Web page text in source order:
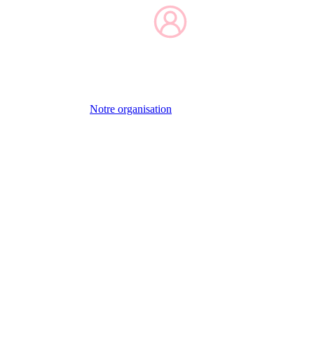
Notre organisation